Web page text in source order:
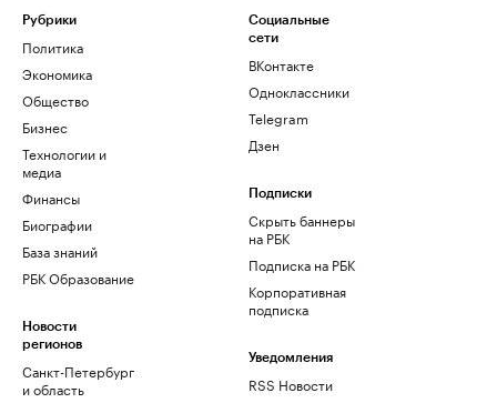
Рубрики
Политика
Экономика
Общество
Бизнес
Технологии и
медиа
Финансы
Биографии
База знаний
РБК Образование
Новости
регионов
Санкт-Петербург
и область
Социальные
сети
ВКонтакте
Одноклассники
Telegram
Дзен
Подписки
Скрыть баннеры
на РБК
Подписка на РБК
Корпоративная
подписка
Уведомления
RSS Новости